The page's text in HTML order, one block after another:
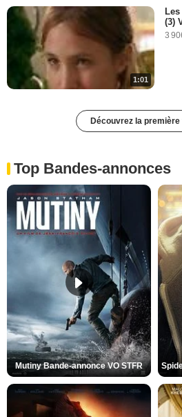
1:01
(3)
3
Découvrez la première
Top Bandes-annonces
Mutiny Bande-annonce VO STFR